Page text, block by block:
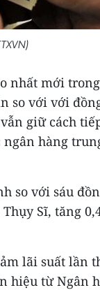
nhất mới
so với với
giữ cách
hàng
so với sáu
Sĩ, tăng
lãi suất lần
hiệu từ Ngân